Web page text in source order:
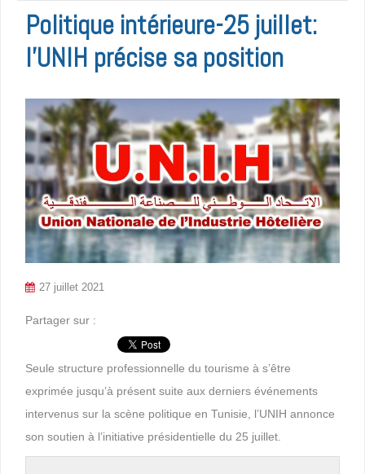
Politique intérieure-25 juillet:
l’UNIH précise sa position
27 juillet 2021
Partager sur :
Seule structure professionnelle du tourisme à s’être
exprimée jusqu’à présent suite aux derniers événements
intervenus sur la scène politique en Tunisie, l’UNIH annonce
son soutien à l’initiative présidentielle du 25 juillet.